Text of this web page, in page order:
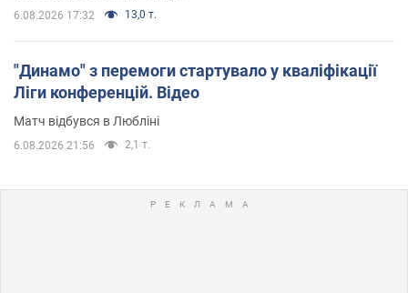
6.08.2026 17:32 13,0 т.
"Динамо" з перемоги стартувало у кваліфікації
Ліги конференцій. Відео
Матч відбувся в Любліні
6.08.2026 21:56 2,1 т.